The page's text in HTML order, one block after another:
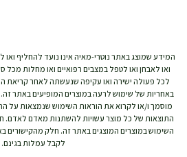
המידע שמוצג באתר נוטרי-מאיה אינו נועד להחליף ואו
ואו לאבחן ואו לטפל במצבים רפואיים ואו מחלות מכל
לכל פעולה ישירה ואו עקיפה שנעשתה לאחר קריאת
באחריות של שימוש לרעה במוצרים המופיעים באתר
מוסמך ו/או לקרוא את הוראות השימוש שנמצאות על
התוצאות של כל מוצר עשויות להשתנות מאדם לאדם.
השימוש במוצרים המוצגים באתר זה. חלק מהקישורים
לקבל עמלות בגינם.